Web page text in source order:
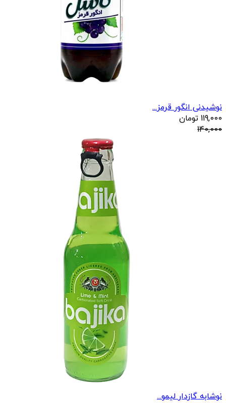
نوشیدنی انگور قرمز...
119,000 تومان
140,000
نوشابه گازدار لیمو...